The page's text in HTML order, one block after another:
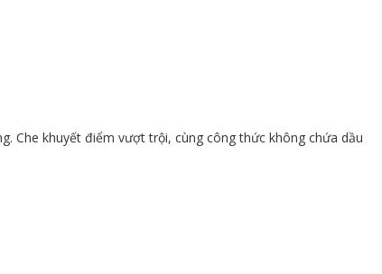
Che khuyết điểm vượt trội, cùng công thức không chứa dầu